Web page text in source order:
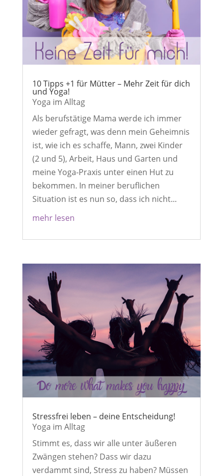
10 Tipps +1 für Mütter – Mehr Zeit für dich
und Yoga!
Yoga im Alltag
Als berufstätige Mama werde ich immer
wieder gefragt, was denn mein Geheimnis
ist, wie ich es schaffe, Mann, zwei Kinder
(2 und 5), Arbeit, Haus und Garten und
meine Yoga-Praxis unter einen Hut zu
bekommen. In meiner beruflichen
Situation ist es nun so, dass ich nicht...
mehr lesen
Stressfrei leben – deine Entscheidung!
Yoga im Alltag
Stimmt es, dass wir alle unter äußeren
Zwängen stehen? Dass wir dazu
verdammt sind, Stress zu haben? Müssen